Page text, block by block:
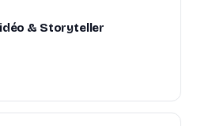
& Storyteller